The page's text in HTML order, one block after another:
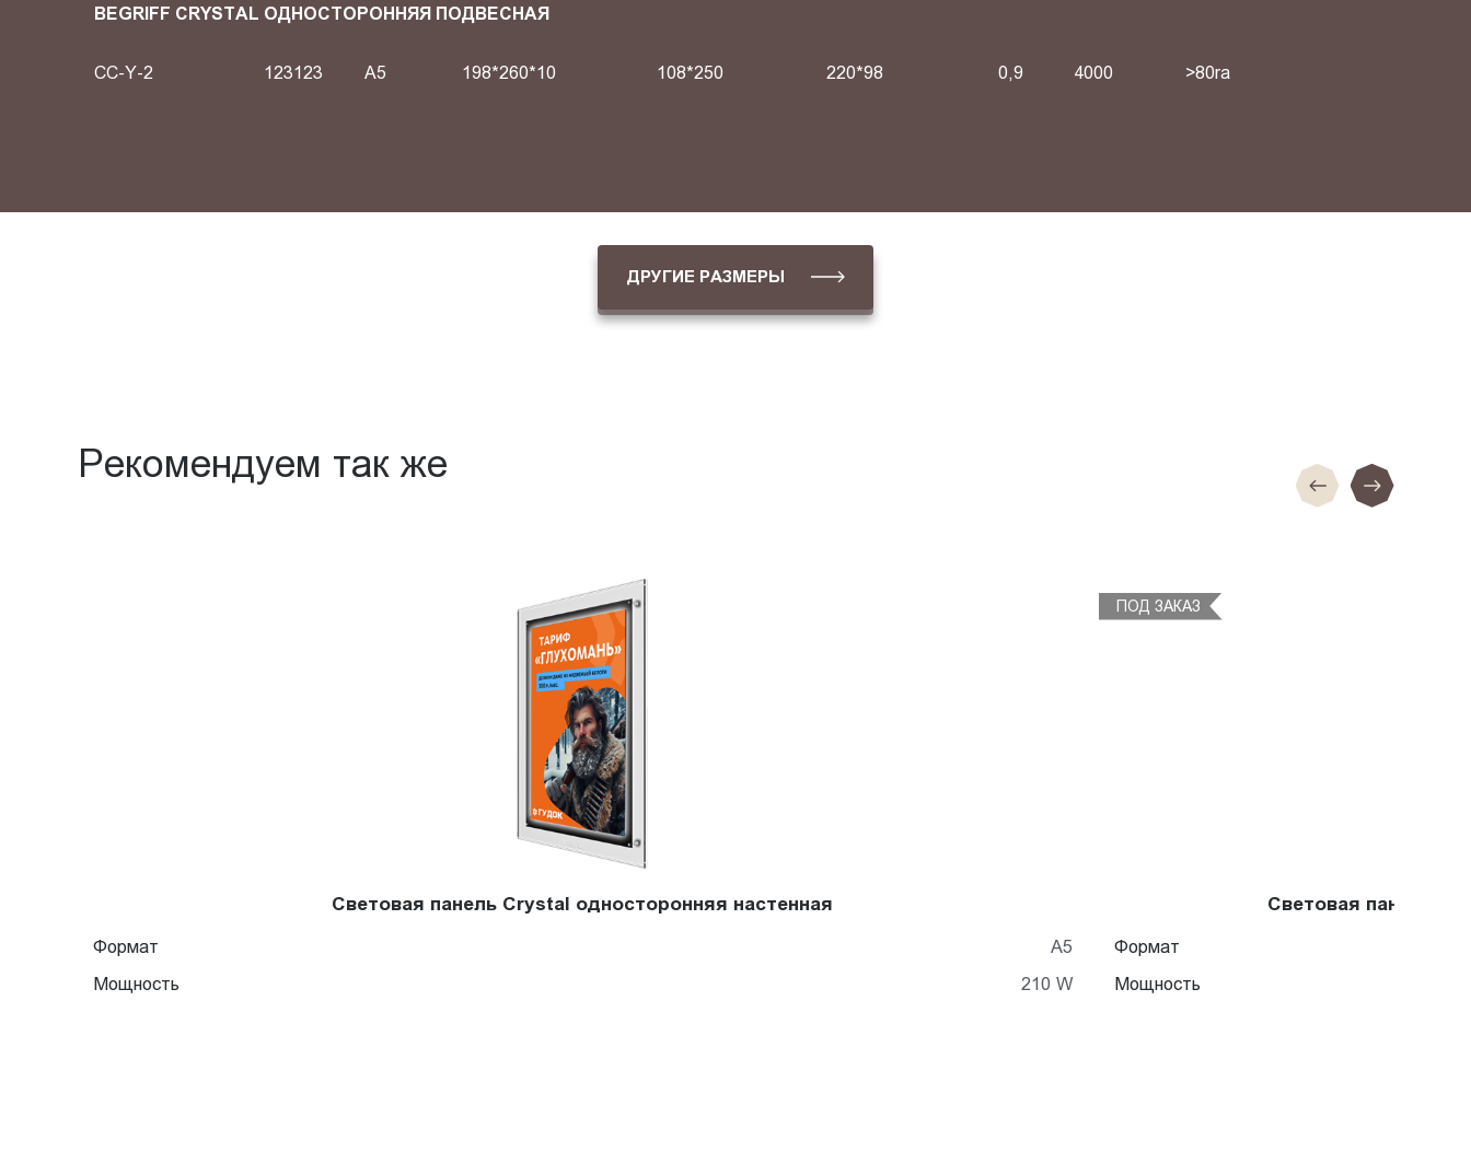
BEGRIFF CRYSTAL ОДНОСТОРОННЯЯ ПОДВЕСНАЯ
CC-Y-2 123123 A5 198*260*10 108*250 220*98 0,9 4000 >80ra
ДРУГИЕ РАЗМЕРЫ
Рекомендуем так же
Световая панель Crystal односторонняя настенная
Формат
A5
Мощность
210 W
ПОД ЗАКАЗ
Световая панель
Формат
Мощность